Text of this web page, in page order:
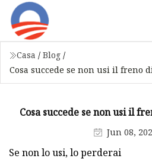
Casa / Blog /
Cosa succede se non usi il freno
Cosa succede se non usi il
Jun 08,
Se non lo usi, lo perderai